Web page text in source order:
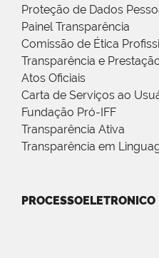
Proteção de Dados
Painel Transparência
Comissão de Ética
Transparência e
Atos Oficiais
Carta de Serviços ao
Fundação Pró-IFF
Transparência Ativa
Transparência em
PROCESSOELETRONICO